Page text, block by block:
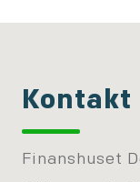
Kontakt
Finanshuset